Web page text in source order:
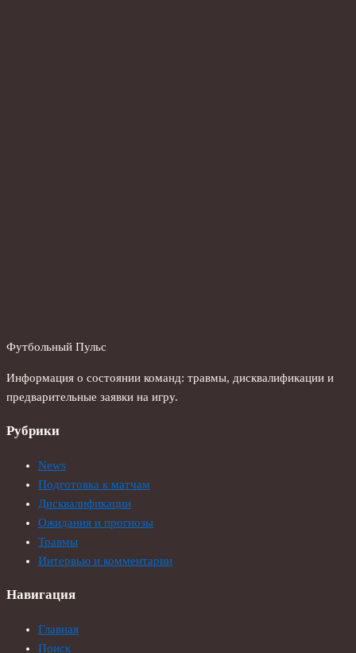
Футбольный Пульс
Информация о состоянии команд: травмы, дисквалификации и
предварительные заявки на игру.
Рубрики
News
Подготовка к матчам
Дисквалификации
Ожидания и прогнозы
Травмы
Интервью и комментарии
Навигация
Главная
Поиск